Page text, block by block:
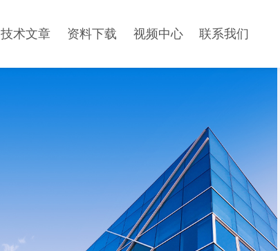
技术文章 资料下载 视频中心 联系我们